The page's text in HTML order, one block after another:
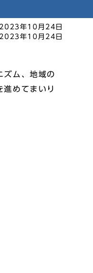
2023年10月24日
2023年10月24日
ズム、地域の
めてまいり